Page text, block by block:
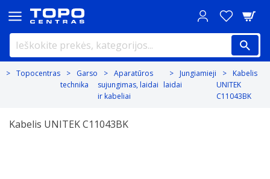
Topocentras
Garso
technika
Aparatūros
sujungimas, laidai
ir kabeliai
Jungiamieji
laidai
Kabelis
UNITEK
C11043BK
Kabelis UNITEK C11043BK